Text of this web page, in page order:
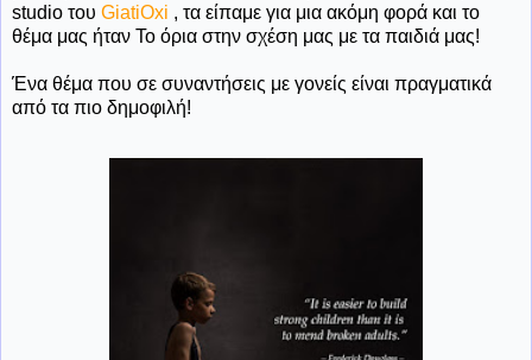
studio του GiatiOxi , τα είπαμε για μια ακόμη φορά και το
θέμα μας ήταν Το όρια στην σχέση μας με τα παιδιά μας!
Ένα θέμα που σε συναντήσεις με γονείς είναι πραγματικά
από τα πιο δημοφιλή!